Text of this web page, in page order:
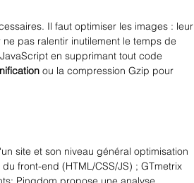
Il faut optimiser les images : leur
pas ralentir inutilement le temps de
en supprimant tout code
ou la compression Gzip pour
site et son niveau général optimisation
front-end (HTML/CSS/JS) ; GTmetrix